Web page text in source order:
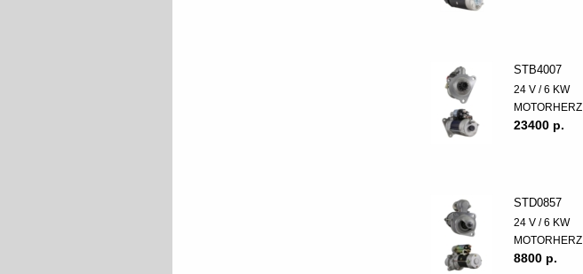
STB4007
24 V / 6 KW
MOTORHERZ
23400 p.
STD0857
24 V / 6 KW
MOTORHERZ
8800 p.